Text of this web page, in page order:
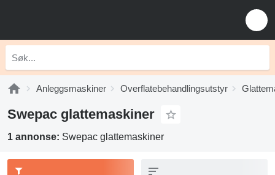
Anleggsmaskiner Overflatebehandlingsutstyr
Swepac glattemaskiner
1 annonse: Swepac glattemaskiner